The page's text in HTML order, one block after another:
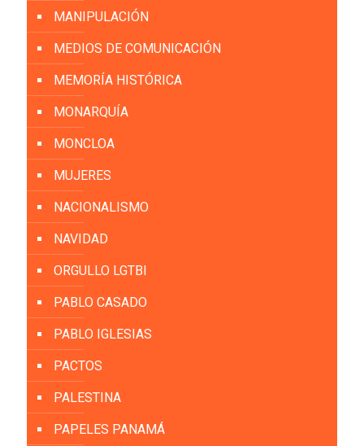
MANIPULACIÓN
MEDIOS DE COMUNICACIÓN
MEMORÍA HISTÓRICA
MONARQUÍA
MONCLOA
MUJERES
NACIONALISMO
NAVIDAD
ORGULLO LGTBI
PABLO CASADO
PABLO IGLESIAS
PACTOS
PALESTINA
PAPELES PANAMÁ